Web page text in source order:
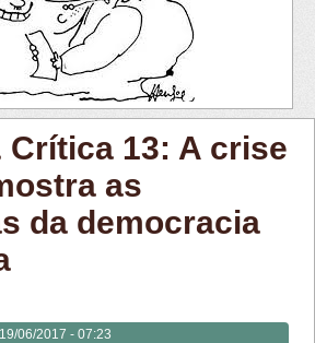
Crítica 13: A crise
as
da democracia
06/2017 - 07:23